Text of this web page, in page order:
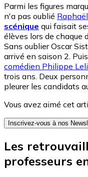
Parmi les figures
n'a pas oublié
scénique qui faisait
élèves lors de chaque
Sans oublier Oscar
arrivé en saison 2.
comédien Philippe
trois ans. Deux
pleurer les candidats
Vous avez aimé cet
Inscrivez-vous à nos
Les
professeurs